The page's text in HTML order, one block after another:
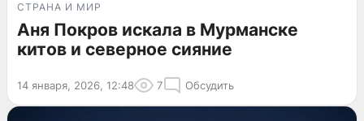
СТРАНА И МИР
Аня Покров искала в Мурманске
китов и северное сияние
14 января, 2026, 12:48 7 Обсудить